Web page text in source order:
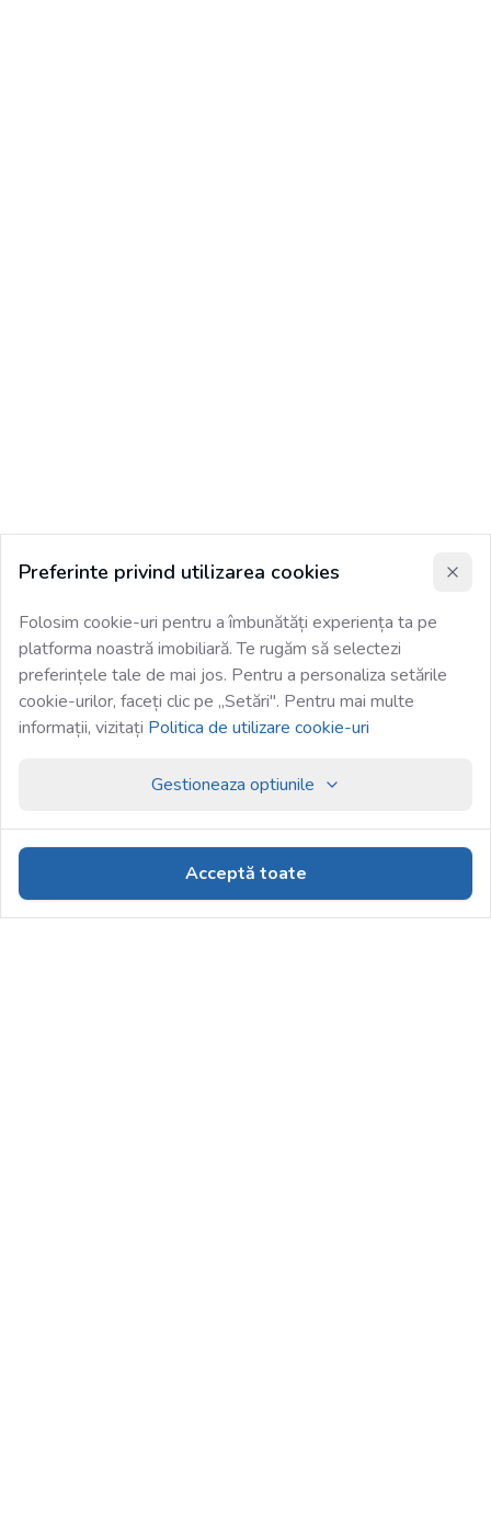
Preferinte privind utilizarea cookies
Folosim cookie-uri pentru a îmbunătăți experiența ta pe
platforma noastră imobiliară. Te rugăm să selectezi
preferințele tale de mai jos. Pentru a personaliza setările
cookie-urilor, faceți clic pe „Setări". Pentru mai multe
informații, vizitați Politica de utilizare cookie-uri
Gestioneaza optiunile
Acceptă toate